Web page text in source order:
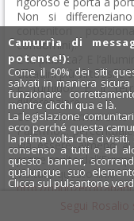
Non si
contenitori
condomini).
E la plastica? E
cittadini più virtuosi e
E l’umido? E il
differenziare…
Così non
Palermo…
già essere almeno
prime multe
Visitate questo link:
http://
Ma l’obiettivo deve
Camurrìa di
potente!):
Come il 90% dei siti
salvati in maniera
funzionare
mentre clicchi qua e là.
La legislazione
ecco perché questa
la prima volta che ci
consenso a tutti o ad
questo banner,
qualunque suo
Clicca sul pulsantone